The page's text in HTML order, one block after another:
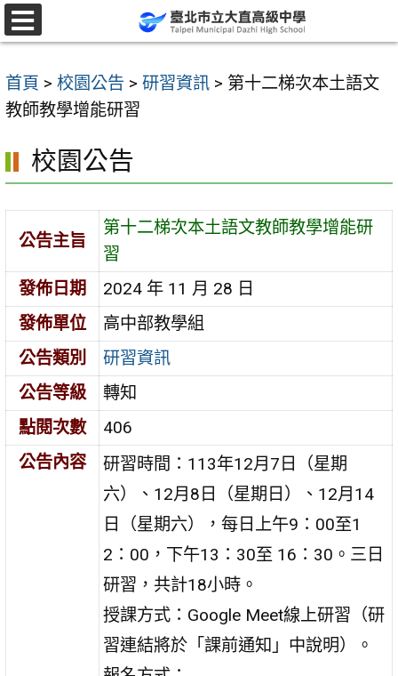
跳
至
要
內
區
首頁 > 校園公告 > 研習資訊 > 第十二梯次本土語文
教師教學增能研習
校園公告
公告主旨
第十二梯次本土語文教師教學增能研
習
發佈日期
2024 年 11 月 28 日
發佈單位
高中部教學組
公告類別
研習資訊
公告等級
轉知
點閱次數
406
公告內容
研習時間：113年12月7日（星期
六）、12月8日（星期日）、12月14
日（星期六），每日上午9：00至1
2：00，下午13：30至 16：30。三日
研習，共計18小時。
授課方式：Google Meet線上研習（研
習連結將於「課前通知」中說明）。
選
單